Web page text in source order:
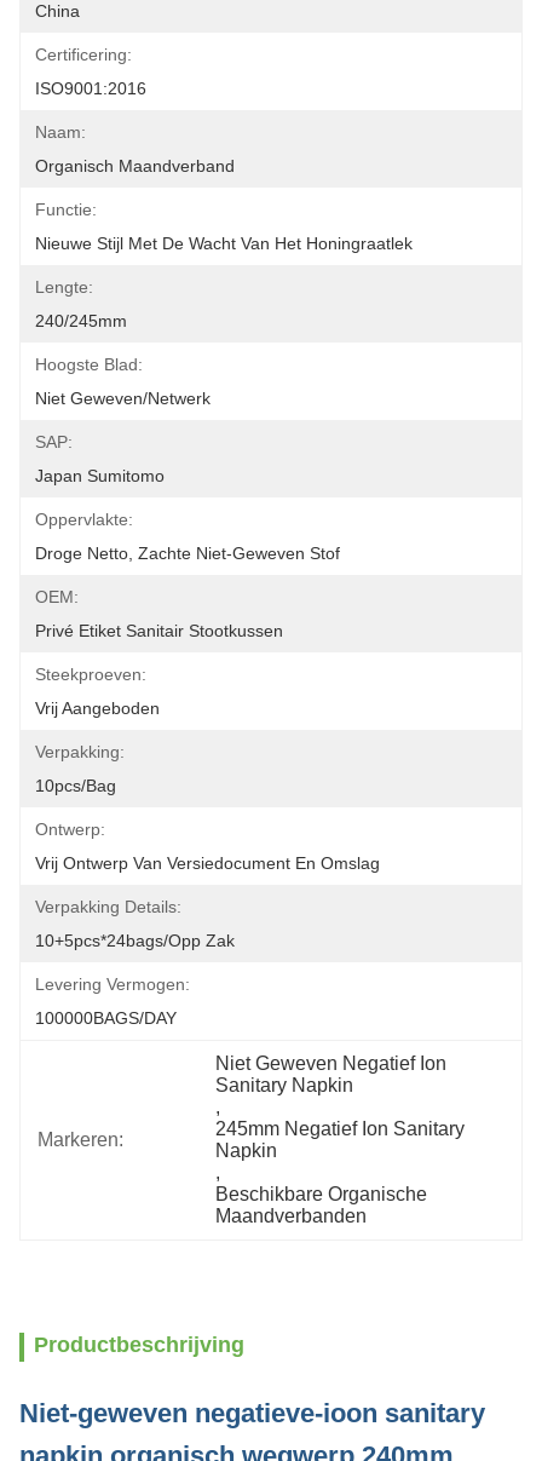
China
Certificering:
ISO9001:2016
Naam:
Organisch Maandverband
Functie:
Nieuwe Stijl Met De Wacht Van Het Honingraatlek
Lengte:
240/245mm
Hoogste Blad:
Niet Geweven/Netwerk
SAP:
Japan Sumitomo
Oppervlakte:
Droge Netto, Zachte Niet-Geweven Stof
OEM:
Privé Etiket Sanitair Stootkussen
Steekproeven:
Vrij Aangeboden
Verpakking:
10pcs/bag
Ontwerp:
Vrij Ontwerp Van Versiedocument En Omslag
Verpakking Details:
10+5pcs*24bags/opp Zak
Levering Vermogen:
100000BAGS/DAY
Markeren:
Niet Geweven Negatief Ion
Sanitary Napkin
,
245mm Negatief Ion Sanitary
Napkin
,
Beschikbare Organische
Maandverbanden
Productbeschrijving
Niet-geweven negatieve-ioon sanitary